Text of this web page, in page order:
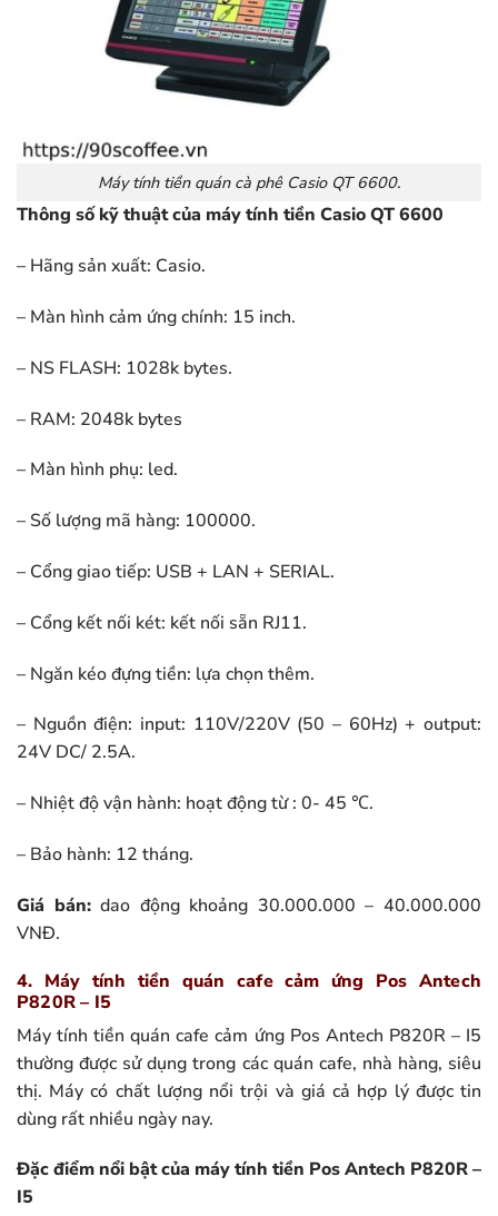
Máy tính tiền quán cà phê Casio QT 6600.
Thông số kỹ thuật của máy tính tiền Casio QT 6600
– Hãng sản xuất: Casio.
– Màn hình cảm ứng chính: 15 inch.
– NS FLASH: 1028k bytes.
– RAM: 2048k bytes
– Màn hình phụ: led.
– Số lượng mã hàng: 100000.
– Cổng giao tiếp: USB + LAN + SERIAL.
– Cổng kết nối két: kết nối sẵn RJ11.
– Ngăn kéo đựng tiền: lựa chọn thêm.
– Nguồn điện: input: 110V/220V (50 – 60Hz) + output:
24V DC/ 2.5A.
– Nhiệt độ vận hành: hoạt động từ : 0- 45 ℃.
– Bảo hành: 12 tháng.
Giá bán:dao động khoảng 30.000.000 – 40.000.000
VNĐ.
4. Máy tính tiền quán cafe cảm ứng Pos Antech
P820R – I5
Máy tính tiền quán cafe cảm ứng Pos Antech P820R – I5
thường được sử dụng trong các quán cafe, nhà hàng, siêu
thị. Máy có chất lượng nổi trội và giá cả hợp lý được tin
dùng rất nhiều ngày nay.
Đặc điểm nổi bật của máy tính tiền Pos Antech P820R –
I5